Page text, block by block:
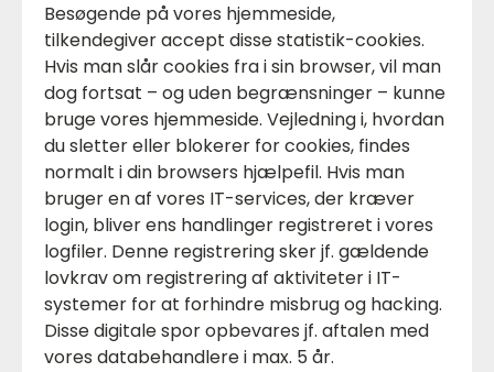
Besøgende på vores hjemmeside,
tilkendegiver accept disse statistik-cookies.
Hvis man slår cookies fra i sin browser, vil man
dog fortsat – og uden begrænsninger – kunne
bruge vores hjemmeside. Vejledning i, hvordan
du sletter eller blokerer for cookies, findes
normalt i din browsers hjælpefil. Hvis man
bruger en af vores IT-services, der kræver
login, bliver ens handlinger registreret i vores
logfiler. Denne registrering sker jf. gældende
lovkrav om registrering af aktiviteter i IT-
systemer for at forhindre misbrug og hacking.
Disse digitale spor opbevares jf. aftalen med
vores databehandlere i max. 5 år.